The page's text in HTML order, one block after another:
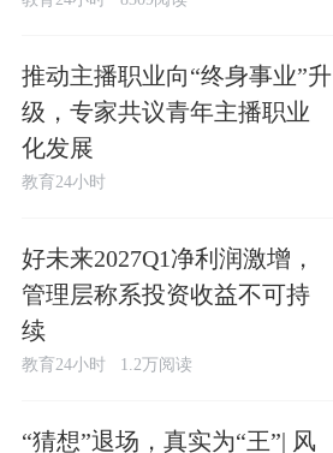
推动主播职业向“终身事业”升
级，专家共议青年主播职业
化发展
教育24小时
好未来2027Q1净利润激增，
管理层称系投资收益不可持
续
教育24小时 1.2万阅读
“猜想”退场，真实为“王”| 风